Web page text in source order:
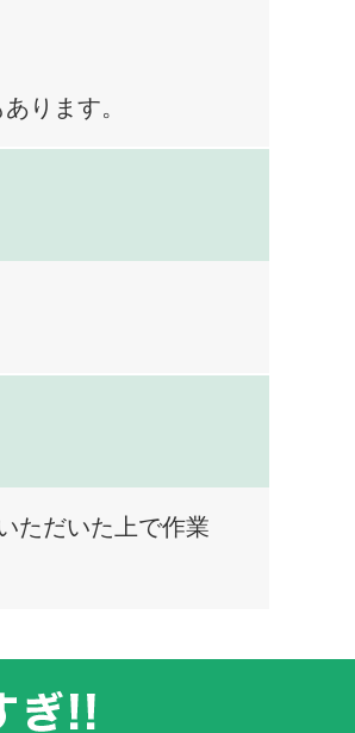
ります。
ただいた上で作業